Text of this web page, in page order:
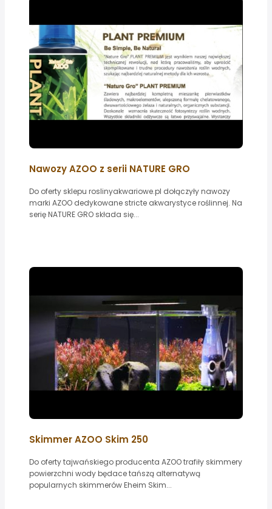
Nawozy AZOO z serii NATURE GRO
Do oferty sklepu roslinyakwariowe.pl dołączyły nawozy
marki AZOO dedykowane stricte akwarystyce roślinnej. Na
serię NATURE GRO składa się...
Skimmer AZOO Skim 250
Do oferty tajwańskiego producenta AZOO trafiły skimmery
powierzchni wody będace tańszą alternatywą
popularnych skimmerów Eheim Skim...